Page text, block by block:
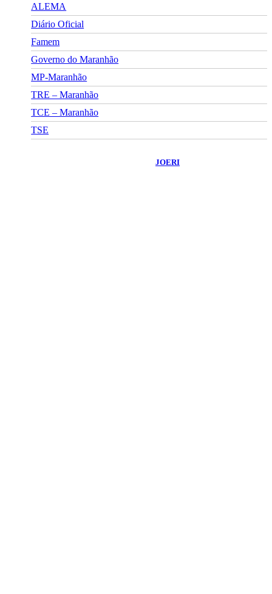
ALEMA
Diário Oficial
Famem
Governo do Maranhão
MP-Maranhão
TRE – Maranhão
TCE – Maranhão
TSE
JOERI